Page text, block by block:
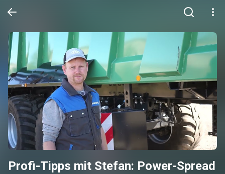
Profi-Tipps mit Stefan: Power-Spread